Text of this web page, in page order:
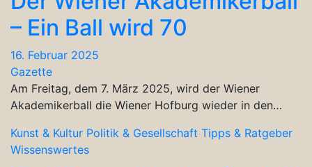
– Ein Ball wird 70
16. Februar 2025
Gazette
Am Freitag, dem 7. März 2025, wird der Wiener
Akademikerball die Wiener Hofburg wieder in den…
Kunst & Kultur Politik & Gesellschaft Tipps & Ratgeber
Wissenswertes